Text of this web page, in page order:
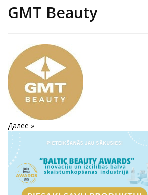
GMT Beauty
Далее »